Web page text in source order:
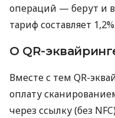
операций — берут и в
тариф составляет 1,2%.
О QR-
Вместе с тем QR-
оплату
через ссылку (без